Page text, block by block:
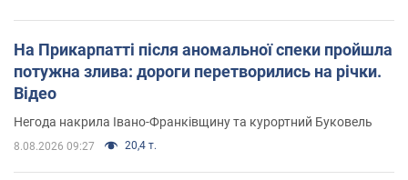
На Прикарпатті після аномальної спеки пройшла
потужна злива: дороги перетворились на річки.
Відео
Негода накрила Івано-Франківщину та курортний Буковель
8.08.2026 09:27 20,4 т.